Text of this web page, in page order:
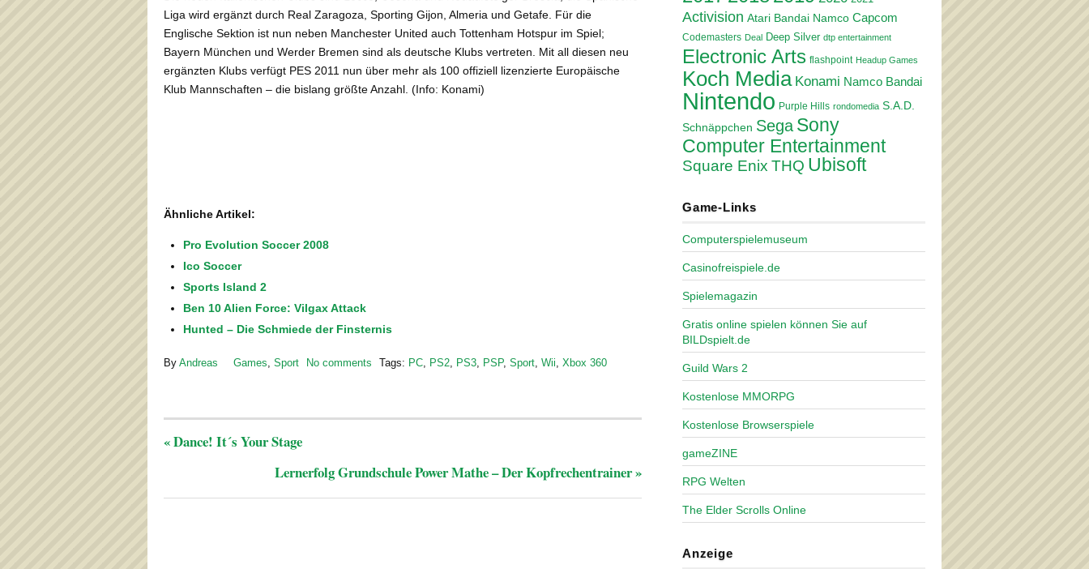
Liga wird ergänzt durch Real Zaragoza, Sporting Gijon, Almeria und Getafe. Für die
Englische Sektion ist nun neben Manchester United auch Tottenham Hotspur im Spiel;
Bayern München und Werder Bremen sind als deutsche Klubs vertreten. Mit all diesen neu
ergänzten Klubs verfügt PES 2011 nun über mehr als 100 offiziell lizenzierte Europäische
Klub Mannschaften – die bislang größte Anzahl. (Info: Konami)
Ähnliche Artikel:
Pro Evolution Soccer 2008
Ico Soccer
Sports Island 2
Ben 10 Alien Force: Vilgax Attack
Hunted – Die Schmiede der Finsternis
By Andreas Games Sport No comments Tags: PC PS2 PS3 PSP, Sport Wii Xbox 360
«Dance! It´s Your Stage
Lernerfolg Grundschule Power Mathe – Der Kopfrechentrainer»
Activision Atari Bandai Namco Capcom
Codemasters Deal Deep Silver dtp entertainment
Electronic Arts flashpoint Headup Games
Koch Media Konami Namco Bandai
Nintendo Purple Hills rondomedia S.A.D.
Schnäppchen Sega Sony
Computer Entertainment
Square Enix THQ Ubisoft
Game-Links
Computerspielemuseum
Casinofreispiele.de
Spielemagazin
Gratis online spielen können Sie auf
BILDspielt.de
Guild Wars 2
Kostenlose MMORPG
Kostenlose Browserspiele
gameZINE
RPG Welten
The Elder Scrolls Online
Anzeige